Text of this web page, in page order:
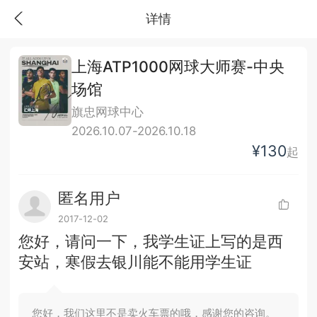
详情
上海ATP1000网球大师赛-中央
场馆
旗忠网球中心
2026.10.07-2026.10.18
¥130起
匿名用户
2017-12-02
您好，请问一下，我学生证上写的是西
安站，寒假去银川能不能用学生证
您好，我们这里不是卖火车票的哦，感谢您的咨询。